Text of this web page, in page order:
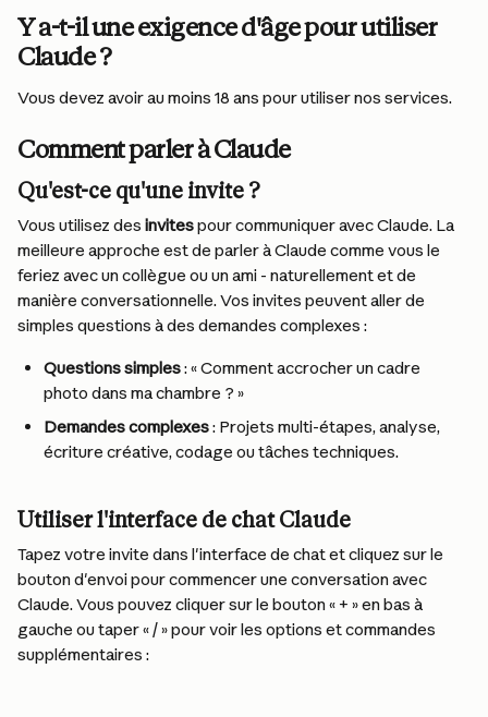
Y a-t-il une exigence d'âge pour utiliser
Claude ?
Vous devez avoir au moins 18 ans pour utiliser nos services.
Comment parler à Claude
Qu'est-ce qu'une invite ?
Vous utilisez des invites pour communiquer avec Claude. La
meilleure approche est de parler à Claude comme vous le
feriez avec un collègue ou un ami - naturellement et de
manière conversationnelle. Vos invites peuvent aller de
simples questions à des demandes complexes :
Questions simples : « Comment accrocher un cadre
photo dans ma chambre ? »
Demandes complexes : Projets multi-étapes, analyse,
écriture créative, codage ou tâches techniques.
Utiliser l'interface de chat Claude
Tapez votre invite dans l'interface de chat et cliquez sur le
bouton d'envoi pour commencer une conversation avec
Claude. Vous pouvez cliquer sur le bouton « + » en bas à
gauche ou taper « / » pour voir les options et commandes
supplémentaires :